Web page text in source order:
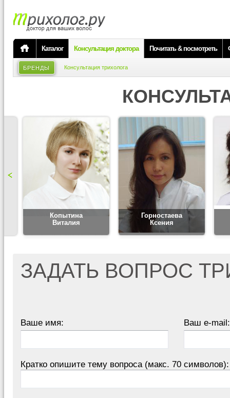
Каталог Консультация доктора Почитать & посмотреть
БРЕНДЫ Консультация трихолога
Копытина
Виталия
Горностаева
Ксения
ЗАДАТЬ ВОПРОС
Ваше имя: Ваш e-mail:
Кратко опишите тему вопроса (макс. 70 символов):